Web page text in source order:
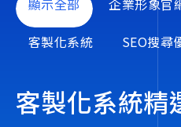
架設流程
成功案例
執行報告 / 策略解析
顯示全部 企業形象官
客製化系統
SEO搜尋
客製化系統精